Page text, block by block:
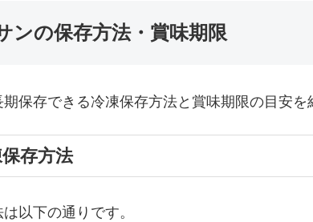
ンの保存方法・賞味期限
保存できる冷凍保存方法と賞味期限の目安を
存方法
以下の通りです。